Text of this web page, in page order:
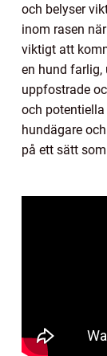
och belyser
inom rasen
viktigt att
en hund farlig,
uppfostrade
och
hundägare
på ett sätt